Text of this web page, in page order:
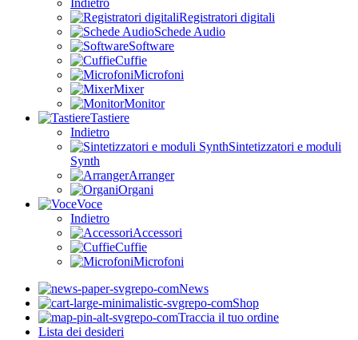
Indietro
Registratori digitali
Schede Audio
Software
Cuffie
Microfoni
Mixer
Monitor
Tastiere
Indietro
Sintetizzatori e moduli
Synth
Arranger
Organi
Voce
Indietro
Accessori
Cuffie
Microfoni
News
Shop
Traccia il tuo ordine
Lista dei desideri